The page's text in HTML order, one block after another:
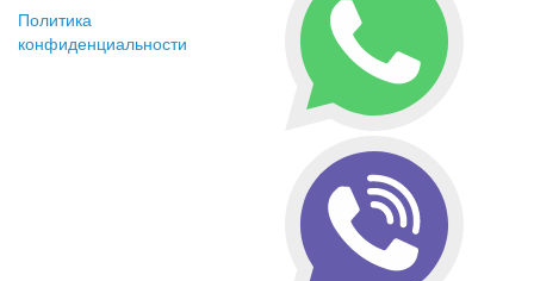
Политика
конфиденциальности